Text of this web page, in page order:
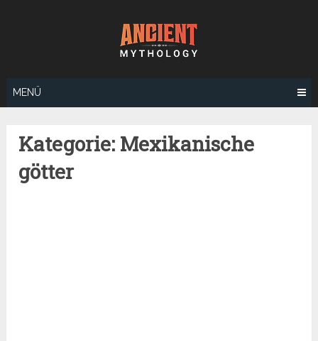
MENÜ
Kategorie: Mexikanische
götter